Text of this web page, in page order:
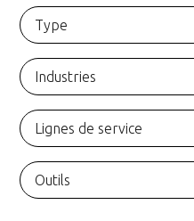
Type
Industries
Lignes de service
Outils